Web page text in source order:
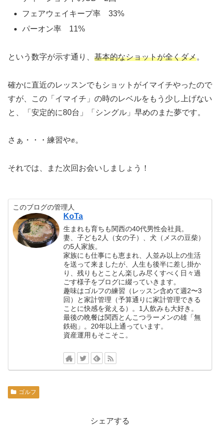
フェアウェイキープ率 33%
パーオン率 11%
という数字が示す通り、 基本的なショットが全くダメ。
確かに直近のレッスンでもショットがイマイチやったので
すが、この「イマイチ」の時のレベルをもう少し上げない
と、「安定的に80台」「シングル」早めのまた夢です。
さぁ・・・練習や✊。
それでは、また次回お会いしましょう！
このブログの管理人
KoTa
生まれも育ちも関西の40代男性会社員。
妻、子ども2人（女の子）、犬（メスの豆柴）
の5人家族。
家族にも仕事にも恵まれ、人並み以上の生活
を送って来ましたが、人生も後半に差し掛か
り、残りもとことん楽しみ尽くすべく日々過
ごす様子をブログに綴っていきます。
趣味はゴルフの練習（レッスン含めて週2〜3
回）と家計管理（予算通りに家計管理できる
ことに快感を覚える）。1人飲みも大好き。
最後の晩餐は関西とんこつラーメンの雄「無
鉄砲」。20年以上通っています。
資産運用もそこそこ。
ゴルフ
シェアする